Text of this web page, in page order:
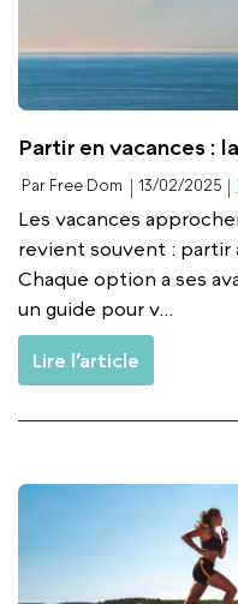
Partir en vacances :
Par Free Dom 13/02/2025
Les vacances
revient souvent : partir
Chaque option a ses
un guide pour v...
Lire l’article